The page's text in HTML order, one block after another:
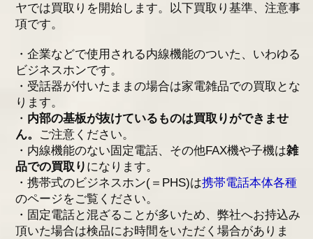
ヤでは買取りを開始します。以下買取り基準、注意事
項です。
・企業などで使用される内線機能のついた、いわゆる
ビジネスホンです。
・受話器が付いたままの場合は家電雑品での買取とな
ります。
・ 内部の基板が抜けているものは買取りができませ
ん。 ご注意ください。
・内線機能のない固定電話、その他FAX機や子機は雑
品での買取り になります。
・携帯式のビジネスホン(＝PHS)は携帯電話本体各種
のページをご覧ください。
・固定電話と混ざることが多いため、弊社へお持込み
頂いた場合は検品にお時間をいただく場合がありま